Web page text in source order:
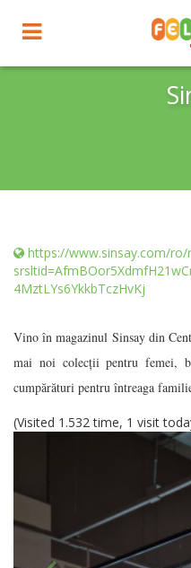
Toggle
navigation
https://www.sinsay.com/ro/
4MztLYs6YkkbTczHvKj
Vino în magazinul Sinsay din
mai noi colecții pentru femei,
cumpărături pentru întreaga
(Visited 1.532 time, 1 visit